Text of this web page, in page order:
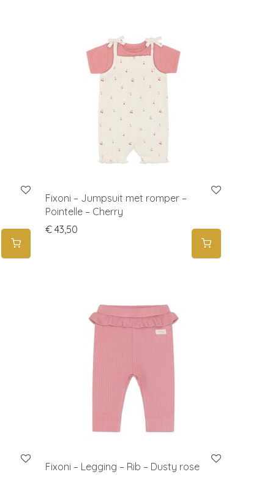
Fixoni – Jumpsuit met romper –
Pointelle – Cherry
€ 43,50
Fixoni – Legging – Rib – Dusty rose